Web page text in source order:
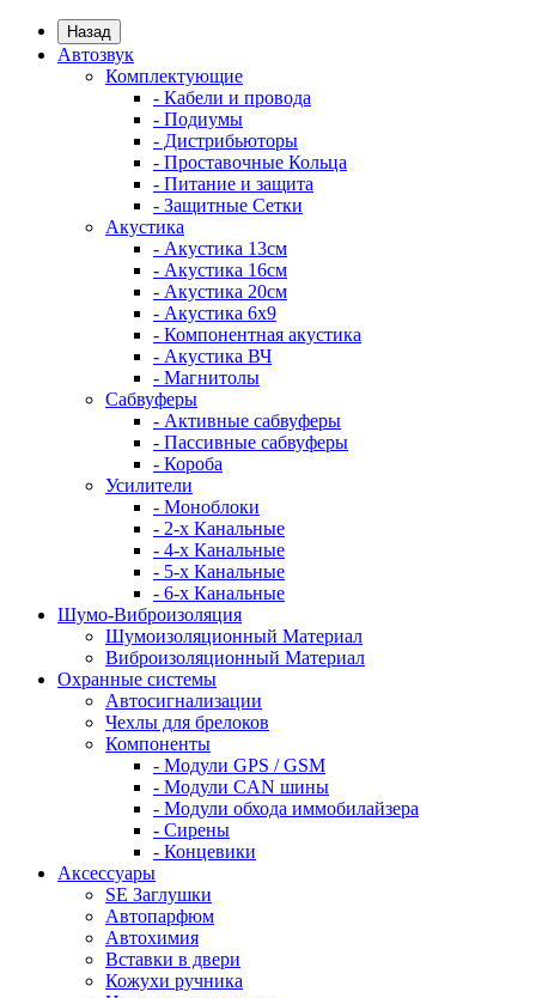
Назад
Автозвук
Комплектующие
- Кабели и провода
- Подиумы
- Дистрибьюторы
- Проставочные Кольца
- Питание и защита
- Защитные Сетки
Акустика
- Акустика 13см
- Акустика 16см
- Акустика 20см
- Акустика 6x9
- Компонентная акустика
- Акустика ВЧ
- Магнитолы
Сабвуферы
- Активные сабвуферы
- Пассивные сабвуферы
- Короба
Усилители
- Моноблоки
- 2-х Канальные
- 4-х Канальные
- 5-х Канальные
- 6-х Канальные
Шумо-Виброизоляция
Шумоизоляционный Материал
Виброизоляционный Материал
Охранные системы
Автосигнализации
Чехлы для брелоков
Компоненты
- Модули GPS / GSM
- Модули CAN шины
- Модули обхода иммобилайзера
- Сирены
- Концевики
Аксессуары
SE Заглушки
Автопарфюм
Автохимия
Вставки в двери
Кожухи ручника